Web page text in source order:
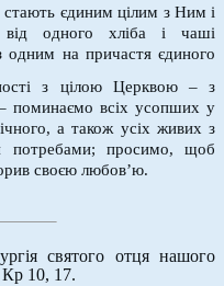
стають єдиним цілим з Ним і
одного хліба і чаші
одним на причастя єдиного
з цілою Церквою – з
поминаємо всіх усопших у
а також усіх живих з
потребами; просимо, щоб
своєю любов’ю.
святого отця нашого
10, 17.